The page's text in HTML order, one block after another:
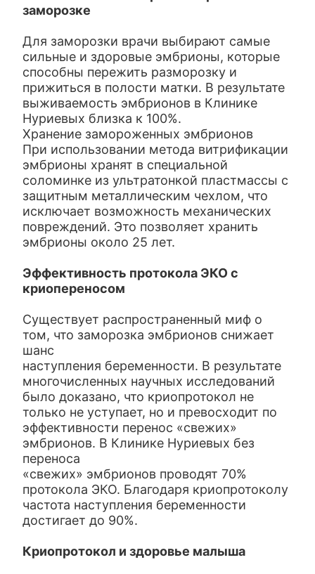
заморозке
Для заморозки врачи выбирают самые
сильные и здоровые эмбрионы, которые
способны пережить разморозку и
прижиться в полости матки. В результате
выживаемость эмбрионов в Клинике
Нуриевых близка к 100%.
Хранение замороженных эмбрионов
При использовании метода витрификации
эмбрионы хранят в специальной
соломинке из ультратонкой пластмассы с
защитным металлическим чехлом, что
исключает возможность механических
повреждений. Это позволяет хранить
эмбрионы около 25 лет.
Эффективность протокола ЭКО с
криопереносом
Существует распространенный миф о
том, что заморозка эмбрионов снижает
шанс
наступления беременности. В результате
многочисленных научных исследований
было доказано, что криопротокол не
только не уступает, но и превосходит по
эффективности перенос «свежих»
эмбрионов. В Клинике Нуриевых без
переноса
«свежих» эмбрионов проводят 70%
протокола ЭКО. Благодаря криопротоколу
частота наступления беременности
достигает до 90%.
Криопротокол и здоровье малыша